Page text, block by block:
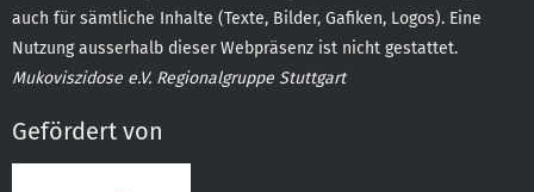
auch für sämtliche Inhalte (Texte, Bilder, Gafiken, Logos). Eine
Nutzung ausserhalb dieser Webpräsenz ist nicht gestattet.
Mukoviszidose e.V. Regionalgruppe Stuttgart
Gefördert von